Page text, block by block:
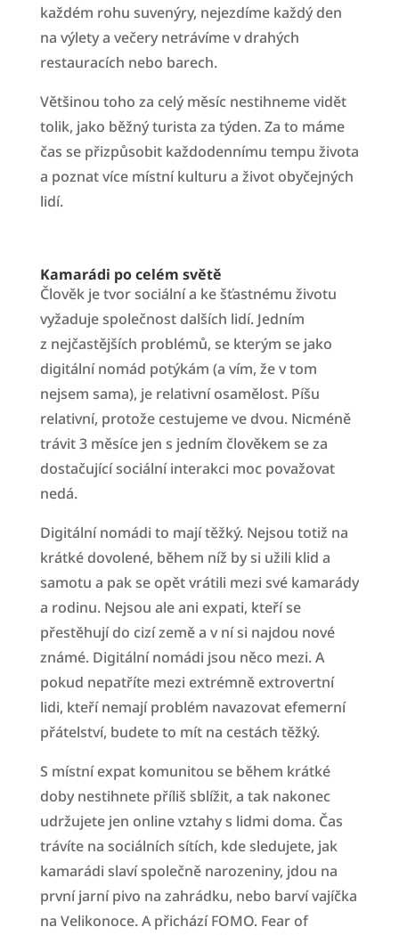
každém rohu suvenýry, nejezdíme každý den
na výlety a večery netrávíme v drahých
restauracích nebo barech.
Většinou toho za celý měsíc nestihneme vidět
tolik, jako běžný turista za týden. Za to máme
čas se přizpůsobit každodennímu tempu života
a poznat více místní kulturu a život obyčejných
lidí.
Kamarádi po celém světě
Člověk je tvor sociální a ke šťastnému životu
vyžaduje společnost dalších lidí. Jedním
z nejčastějších problémů, se kterým se jako
digitální nomád potýkám (a vím, že v tom
nejsem sama), je relativní osamělost. Píšu
relativní, protože cestujeme ve dvou. Nicméně
trávit 3 měsíce jen s jedním člověkem se za
dostačující sociální interakci moc považovat
nedá.
Digitální nomádi to mají těžký. Nejsou totiž na
krátké dovolené, během níž by si užili klid a
samotu a pak se opět vrátili mezi své kamarády
a rodinu. Nejsou ale ani expati, kteří se
přestěhují do cizí země a v ní si najdou nové
známé. Digitální nomádi jsou něco mezi. A
pokud nepatříte mezi extrémně extrovertní
lidi, kteří nemají problém navazovat efemerní
přátelství, budete to mít na cestách těžký.
S místní expat komunitou se během krátké
doby nestihnete příliš sblížit, a tak nakonec
udržujete jen online vztahy s lidmi doma. Čas
trávíte na sociálních sítích, kde sledujete, jak
kamarádi slaví společně narozeniny, jdou na
první jarní pivo na zahrádku, nebo barví vajíčka
na Velikonoce. A přichází FOMO. Fear of